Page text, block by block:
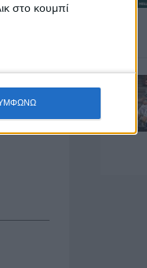
στο κουμπί
στο ότι
με τους
πόσο